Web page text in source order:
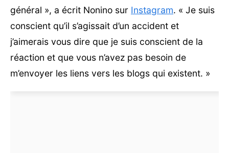
général », a écrit Nonino sur Instagram. « Je suis
conscient qu’il s’agissait d’un accident et
j’aimerais vous dire que je suis conscient de la
réaction et que vous n’avez pas besoin de
m’envoyer les liens vers les blogs qui existent. »